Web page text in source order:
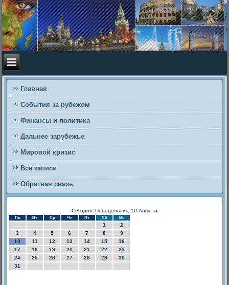
Главная
События за рубежом
Финансы и политика
Дальнее зарубежье
Мировой кризис
Все записи
Обратная связь
Сегодня: Понедельник, 10 Августа
Пн Вт Ср Чт Пт Сб Вс
1
2
3
4 5 6 7 8
9
10
11 12 13 14 15
16
17
18 19 20 21 22
23
24
25 26 27 28 29
30
31